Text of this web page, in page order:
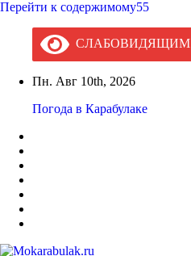
Перейти к содержимому55
СЛАБОВИДЯЩИМ
Пн. Авг 10th, 2026
Погода в Карабулаке